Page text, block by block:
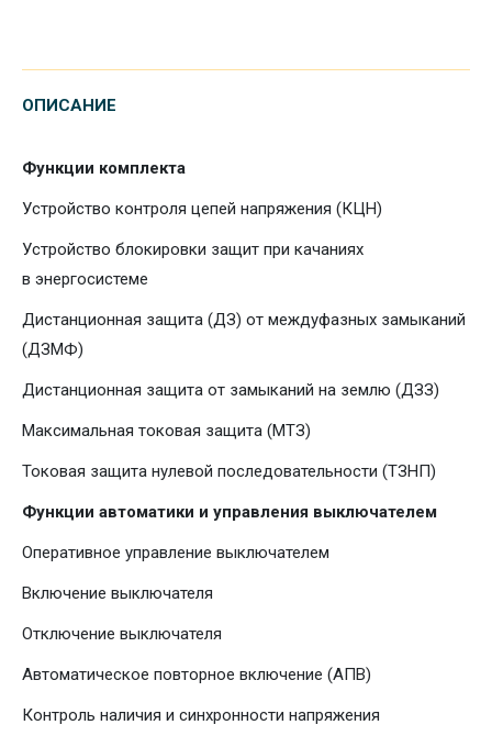
ОПИСАНИЕ
Функции комплекта
Устройство контроля цепей напряжения (КЦН)
Устройство блокировки защит при качаниях
в энергосистеме
Дистанционная защита (ДЗ) от междуфазных замыканий
(ДЗМФ)
Дистанционная защита от замыканий на землю (ДЗЗ)
Максимальная токовая защита (МТЗ)
Токовая защита нулевой последовательности (ТЗНП)
Функции автоматики и управления выключателем
Оперативное управление выключателем
Включение выключателя
Отключение выключателя
Автоматическое повторное включение (АПВ)
Контроль наличия и синхронности напряжения